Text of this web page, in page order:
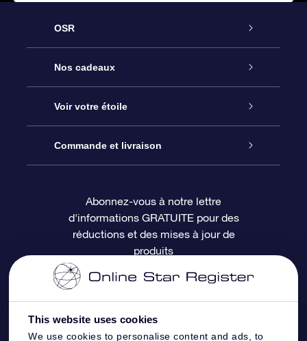
This website uses cookies
We use cookies to personalise content and ads, to
OSR
Service
À propos de l’OSR
Nous contacter
Questions fréquemment posées
Revues
Nos cadeaux
Cadeau d’étoile en ligne
Coffret cadeau OSR
Carte cadeau OSR
Voir votre étoile
Registre des étoiles
Page d’accueil personnalisée
Appli Voler vers les étoiles
Commande et livraison
Informations de paiement
Informations d’expédition
Politique de retour
Constellations
Abonnez-vous à notre lettre
d'informations GRATUITE pour des
réductions et des mises à jour de
produits